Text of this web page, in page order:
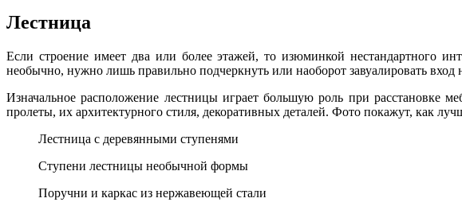
Лестница
Если строение имеет два или более этажей, то изюминкой нестандартного
необычно, нужно лишь правильно подчеркнуть или наоборот завуалировать вход
Изначальное расположение лестницы играет большую роль при расстановке
пролеты, их архитектурного стиля, декоративных деталей. Фото покажут, как
Лестница с деревянными ступенями
Ступени лестницы необычной формы
Поручни и каркас из нержавеющей стали